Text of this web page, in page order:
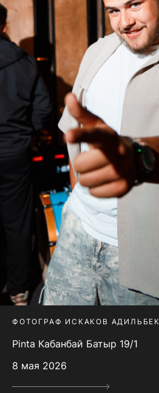
ФОТОГРАФ ИСКАКОВ АДИЛЬБЕК
Pinta Кабанбай Батыр 19/1
8 мая 2026